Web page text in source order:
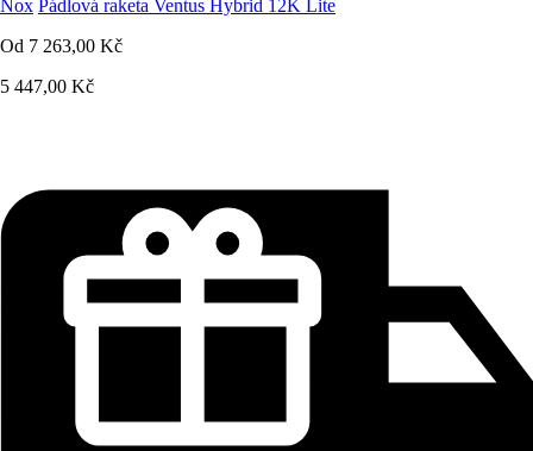
Nox Pádlová raketa Ventus Hybrid 12K Lite
Od 7 263,00 Kč
5 447,00 Kč